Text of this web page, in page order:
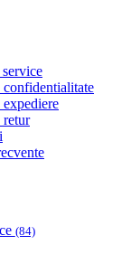
confidentialitate
retur
(84)